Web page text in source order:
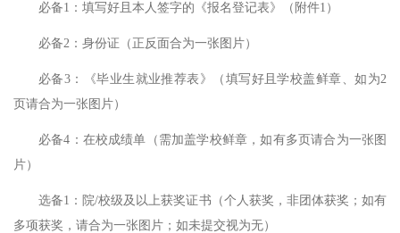
必备1：填写好且本人签字的《报名登记表》（附件1）
必备2：身份证（正反面合为一张图片）
必备3：《毕业生就业推荐表》（填写好且学校盖鲜章、如为2
页请合为一张图片）
必备4：在校成绩单（需加盖学校鲜章，如有多页请合为一张图
片）
选备1：院/校级及以上获奖证书（个人获奖，非团体获奖；如有
多项获奖，请合为一张图片；如未提交视为无）